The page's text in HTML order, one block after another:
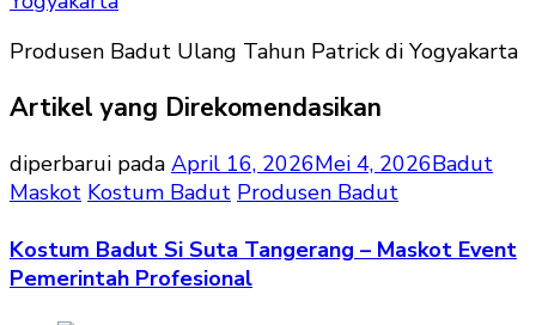
Produsen Badut Ulang Tahun Patrick di Yogyakarta
Artikel yang Direkomendasikan
diperbarui pada April 16, 2026Mei 4, 2026Badut
Maskot Kostum Badut Produsen Badut
Kostum Badut Si Suta Tangerang – Maskot Event
Pemerintah Profesional